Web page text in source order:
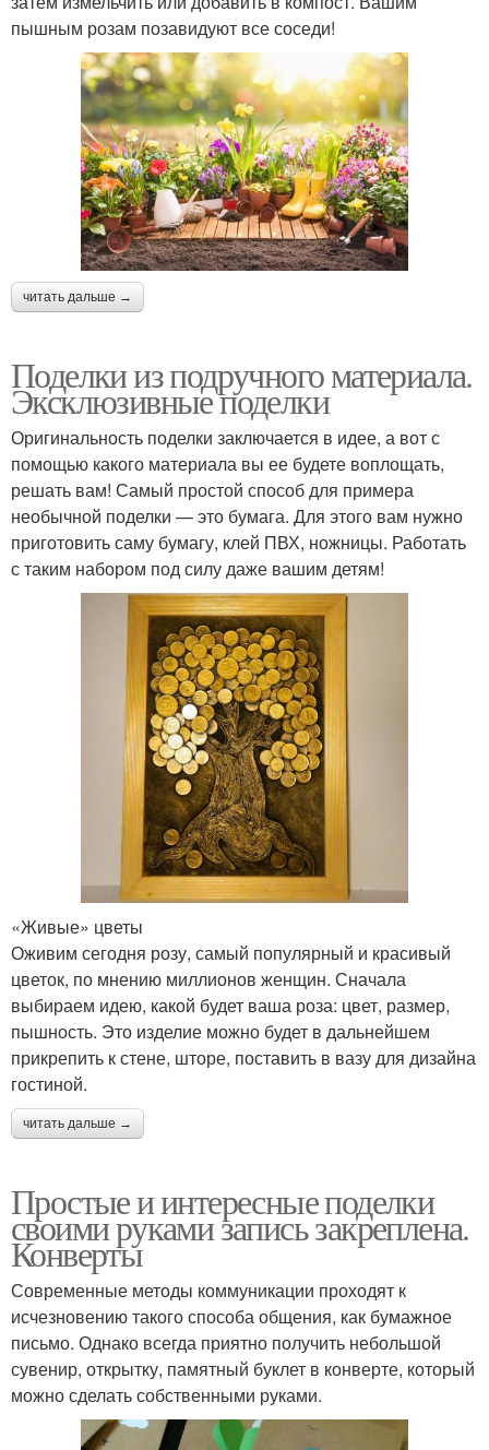
пышным розам позавидуют все соседи!
читать дальше →
Поделки из подручного материала.
Эксклюзивные поделки
Оригинальность поделки заключается в идее, а вот с
помощью какого материала вы ее будете воплощать,
решать вам! Самый простой способ для примера
необычной поделки — это бумага. Для этого вам нужно
приготовить саму бумагу, клей ПВХ, ножницы. Работать
с таким набором под силу даже вашим детям!
«Живые» цветы
Оживим сегодня розу, самый популярный и красивый
цветок, по мнению миллионов женщин. Сначала
выбираем идею, какой будет ваша роза: цвет, размер,
пышность. Это изделие можно будет в дальнейшем
прикрепить к стене, шторе, поставить в вазу для дизайна
гостиной.
читать дальше →
Простые и интересные поделки
своими руками запись закреплена.
Конверты
Современные методы коммуникации проходят к
исчезновению такого способа общения, как бумажное
письмо. Однако всегда приятно получить небольшой
сувенир, открытку, памятный буклет в конверте, который
можно сделать собственными руками.